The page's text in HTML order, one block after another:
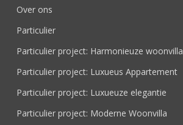
Over ons
Particulier
Particulier project: Harmonieuze woonvilla
Particulier project: Luxueus Appartement
Particulier project: Luxueuze elegantie
Particulier project: Moderne Woonvilla